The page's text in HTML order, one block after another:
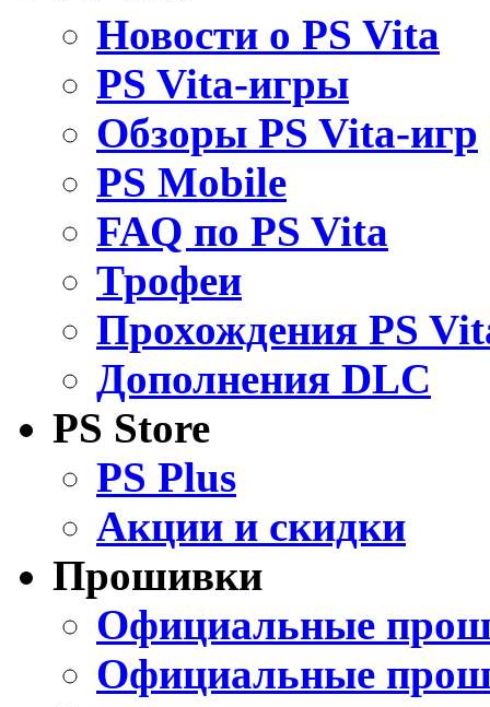
Новости о PS Vita
PS Vita-игры
Обзоры PS Vita-игр
PS Mobile
FAQ по PS Vita
Трофеи
Прохождения PS
Дополнения DLC
PS Store
PS Plus
Акции и скидки
Прошивки
Официальные
Официальные